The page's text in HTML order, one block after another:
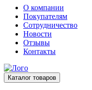
О компании
Покупателям
Сотрудничество
Новости
Отзывы
Контакты
Каталог товаров